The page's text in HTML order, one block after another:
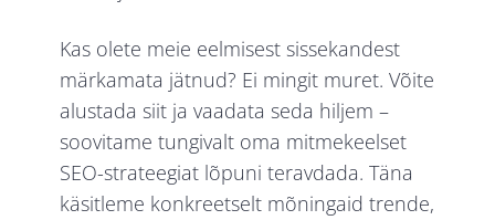
Kas olete meie eelmisest sissekandest
märkamata jätnud? Ei mingit muret. Võite
alustada siit ja vaadata seda hiljem –
soovitame tungivalt oma mitmekeelset
SEO-strateegiat lõpuni teravdada. Täna
käsitleme konkreetselt mõningaid trende,